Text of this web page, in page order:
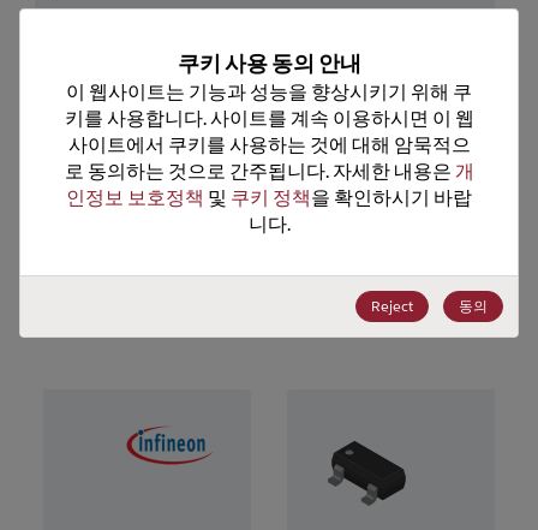
기술 하위 카테고리 Transistor
Bipolar Transistors
미국 HTS 코드 8541.21.0095
ECCN EAR99
추천 대체 제품
쿠키 사용 동의 안내
이 웹사이트는 기능과 성능을 향상시키기 위해 쿠
키를 사용합니다. 사이트를 계속 이용하시면 이 웹
사이트에서 쿠키를 사용하는 것에 대해 암묵적으
로 동의하는 것으로 간주됩니다. 자세한 내용은 개
인정보 보호정책 및 쿠키 정책을 확인하시기 바랍
니다.
Reject 동의